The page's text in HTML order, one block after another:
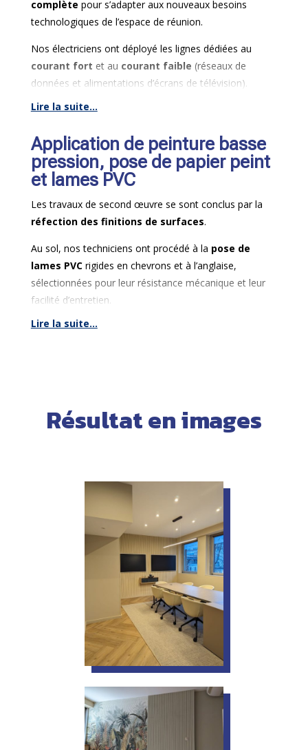
complète pour s’adapter aux nouveaux besoins
technologiques de l’espace de réunion.
Nos électriciens ont déployé les lignes dédiées au
courant fort et au courant faible (réseaux de
données et alimentations d’écrans de télévision).
L’ensemble des réseaux a été entièrement encastré
libérer l’espace au sol et aux murs pour les futurs
postes de travail.
Lire la suite...
Application de peinture basse
pression, pose de papier peint
et lames PVC
Les travaux de second œuvre se sont conclus par la
réfection des finitions de surfaces.
Au sol, nos techniciens ont procédé à la pose de
lames PVCrigides en chevrons et à l’anglaise,
sélectionnées pour leur résistance mécanique et leur
facilité d’entretien.
Murs et plafonds ont été traités par l’application de
Lire la suite...
Résultat en images